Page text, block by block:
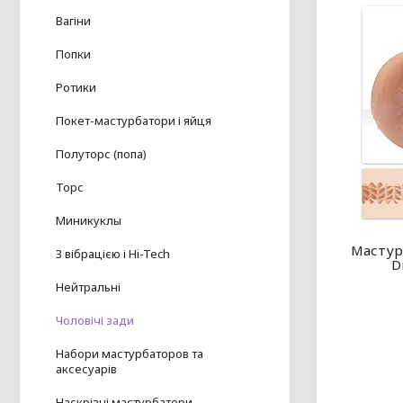
Вагіни
Попки
Ротики
Покет-мастурбатори і яйця
Полуторс (попа)
Торс
Миникуклы
З вібрацією і Hi-Tech
Нейтральні
Чоловічі зади
Набори мастурбаторов та
аксесуарів